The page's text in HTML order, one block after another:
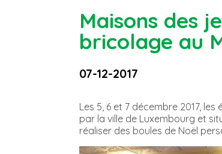
Maisons des
bricolage au
07-12-2017
Les 5, 6 et 7 décembre 2017,
par la ville de Luxembourg et
réaliser des boules de Noël